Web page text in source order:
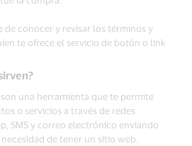
de conocer y revisar los términos y
te ofrece el servicio de botón o link
son una herramienta que te permite
o servicios a través de redes
SMS y correo electrónico enviando
de tener un sitio web.